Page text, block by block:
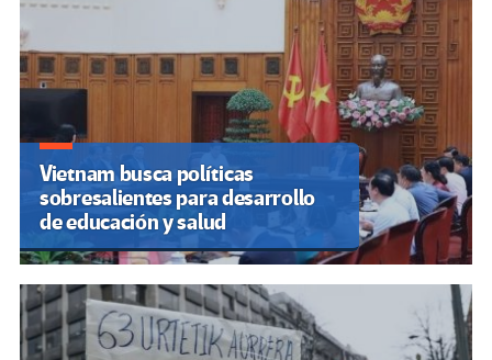
Vietnam busca políticas
sobresalientes para desarrollo
de educación y salud